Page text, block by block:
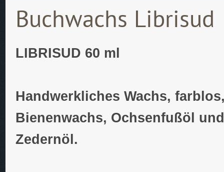
Buchwachs Librisud
LIBRISUD 60 ml
Handwerkliches Wachs,
Bienenwachs, Ochsenfußöl
Zedernöl.